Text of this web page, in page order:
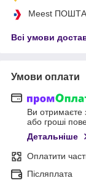
Meest ПОШТА
Всі умови
Умови оплати
Ви отримаєте
або гроші
Детальніше
Оплатити
Післяплата